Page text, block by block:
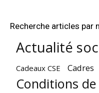
Recherche articles par
Actualité
Cadeaux CSE Cadres
Conditions